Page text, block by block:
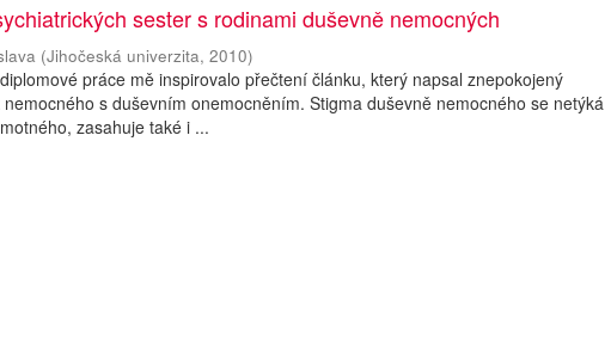
sester s rodinami duševně nemocných
(Jihočeská univerzita,2010)
práce mě inspirovalo přečtení článku, který napsal znepokojený
s duševním onemocněním. Stigma duševně nemocného se netýká
zasahuje také i ...